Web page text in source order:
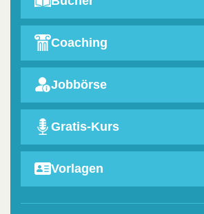
Coaching
Jobbörse
Gratis-Kurs
Vorlagen